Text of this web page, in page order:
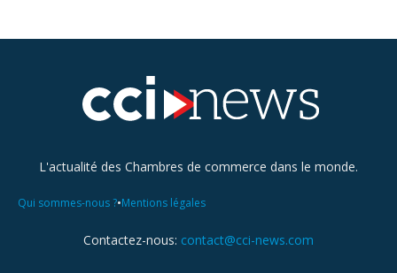
L'actualité des Chambres de commerce dans le monde.
Qui sommes-nous ?•Mentions légales
Contactez-nous: contact@cci-news.com